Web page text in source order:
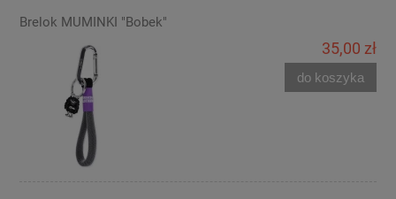
Brelok MUMINKI "Bobek"
35,00 zł
do koszyka